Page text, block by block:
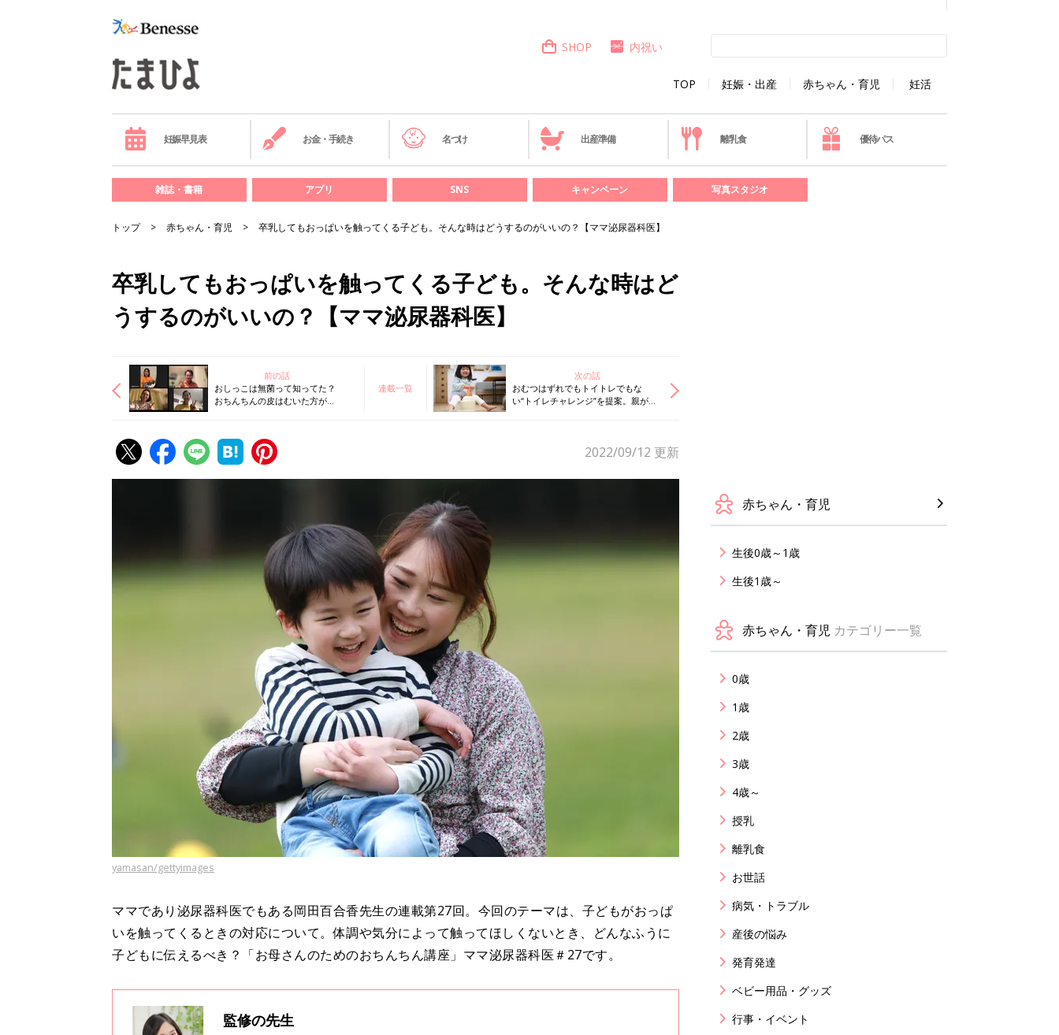
TOP 妊娠・出産 赤ちゃん・育児 妊活
SHOP 内祝い
妊娠早見表 お金・手続き 名づけ 出産準備 離乳食 優待パス
雑誌・書籍 アプリ SNS キャンペーン 写真スタジオ
トップ 赤ちゃん・育児 卒乳してもおっぱいを触ってくる子ども。そんな時はどうするのがいいの？【ママ泌尿器科医】
卒乳してもおっぱいを触ってくる子ども。そんな時はど
うするのがいいの？【ママ泌尿器科医】
前の話
おしっこは無菌って知ってた？
おちんちんの皮はむいた方がい
連載一覧
次の話
おむつはずれでもトイトレでもな
い“トイレチャレンジ”を提案。親が気
2022/09/12 更新
yamasan/gettyimages
ママであり泌尿器科医でもある岡田百合香先生の連載第27回。今回のテーマは、子どもがおっぱ
いを触ってくるときの対応について。体調や気分によって触ってほしくないとき、どんなふうに
子どもに伝えるべき？「お母さんのためのおちんちん講座」ママ泌尿器科医＃27です。
監修の先生
赤ちゃん・育児
生後0歳～1歳
生後1歳～
赤ちゃん・育児 カテゴリー一覧
0歳
1歳
2歳
3歳
4歳～
授乳
離乳食
お世話
病気・トラブル
産後の悩み
発育発達
ベビー用品・グッズ
行事・イベント